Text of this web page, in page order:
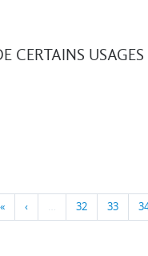
CERTAINS USAGES
« ‹ … 32 33